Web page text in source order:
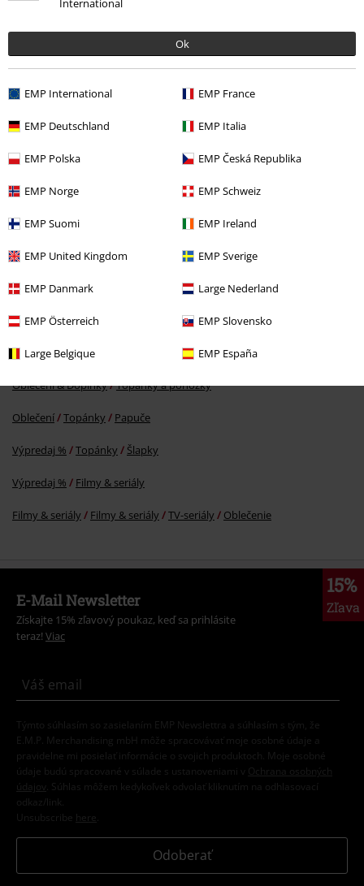
International
Ok
EMP International EMP France
EMP Deutschland EMP Italia
EMP Polska EMP Česká Republika
EMP Norge EMP Schweiz
EMP Suomi EMP Ireland
EMP United Kingdom EMP Sverige
EMP Danmark Large Nederland
EMP Österreich EMP Slovensko
Large Belgique EMP España
€ 14,95
€ 10,99
More categories. More options.
Oblečení & Doplnky Topánky a ponožky
Oblečení Topánky Papuče
Výpredaj % Topánky Šlapky
Výpredaj % Filmy & seriály
Filmy & seriály Filmy & seriály TV-seriály Oblečenie
15%
Zľava
E-Mail Newsletter
Získajte 15% zľavový poukaz, keď sa prihlásite
teraz! Viac
Týmto súhlasím so zasielaním EMP Newslettra a súhlasím s tým, že
E.M.P. Merchandising mbH môže spracovávať moje osobné údaje a
pravidelne mi posielať informácie o svojich produktoch. Moje osobné
údaje budú spracované v súlade s ustanoveniami v
Ochrana osobných
údajov
. Súhlas môžem kedykoľvek odvolať kliknutím na odhlasovací
odkaz/link.
Unsubscribe here
Odoberať